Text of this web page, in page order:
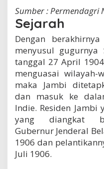
Sumber : Permendagri
Sejarah
Dengan
menyusul gugurnya
tanggal 27 April
menguasai wilayah-
maka Jambi
dan masuk ke
Indie. Residen Jambi
yang diangkat
Gubernur Jenderal
1906 dan
Juli 1906.